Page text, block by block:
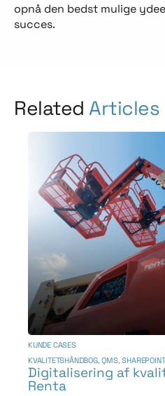
opnå den bedst mulige
succes.
Related Articles
KUNDE CASES
KVALITETSHÅNDBOG,QMS,SHAREPOINT
Digitalisering af
Renta